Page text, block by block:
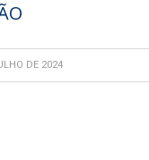
DE 2024